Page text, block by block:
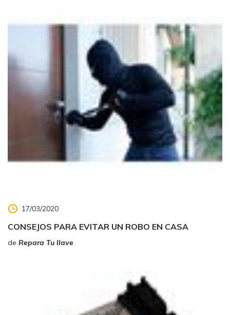
17/03/2020
CONSEJOS PARA EVITAR UN ROBO EN CASA
de Repara Tu llave